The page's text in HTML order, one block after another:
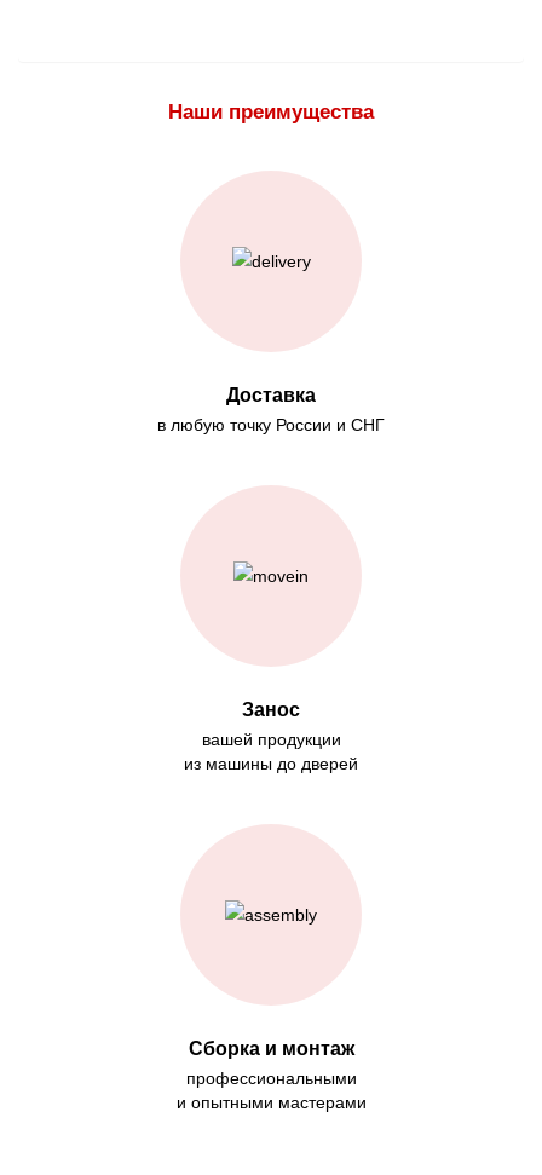
Наши преимущества
Доставка
в любую точку России и СНГ
Занос
вашей продукции
из машины до дверей
Сборка и монтаж
профессиональными
и опытными мастерами